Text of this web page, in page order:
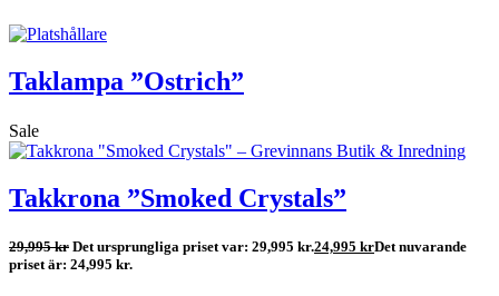
Taklampa ”Ostrich”
Sale
Takkrona ”Smoked Crystals”
29,995kr Det ursprungliga priset var: 29,995 kr.24,995 krDet nuvarande
priset är: 24,995 kr.